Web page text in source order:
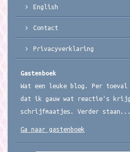
English
Contact
Privacyverklaring
Gastenboek
Wat een leuke blog. Per toeval
dat ik gauw wat reactie's
schrijfmaatjes. Verder staan...
Ga naar gastenboek